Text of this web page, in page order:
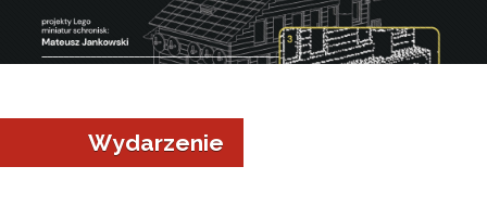
Wydarzenie